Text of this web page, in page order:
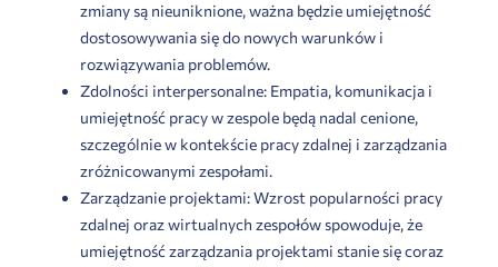
zmiany są nieuniknione, ważna będzie umiejętność
dostosowywania się do nowych warunków i
rozwiązywania problemów.
Zdolności interpersonalne: Empatia, komunikacja i
umiejętność pracy w zespole będą nadal cenione,
szczególnie w kontekście pracy zdalnej i zarządzania
zróżnicowanymi zespołami.
Zarządzanie projektami: Wzrost popularności pracy
zdalnej oraz wirtualnych zespołów spowoduje, że
umiejętność zarządzania projektami stanie się coraz